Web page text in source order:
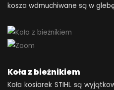
kosza wdmuchiwane są w
Koła z bieżnikiem
Koła kosiarek STIHL są